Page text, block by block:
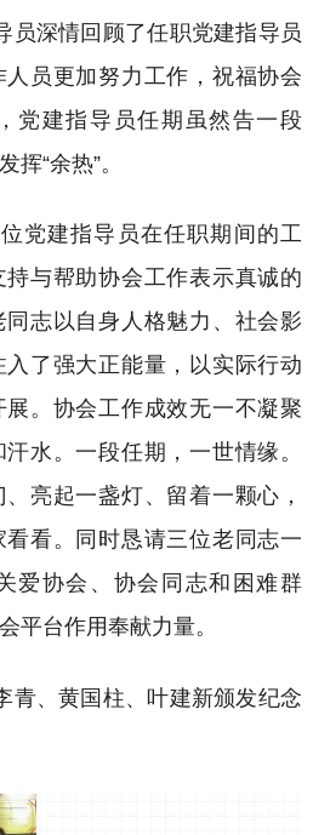
员深情回顾了任职党建指导员
员更加努力工作，祝福协会
党建指导员任期虽然告一段
挥“余热”。
党建指导员在任职期间的工
与帮助协会工作表示真诚的
志以自身人格魅力、社会影
了强大正能量，以实际行动
。协会工作成效无一不凝聚
水。一段任期，一世情缘。
亮起一盏灯、留着一颗心，
看。同时恳请三位老同志一
爱协会、协会同志和困难群
平台作用奉献力量。
青、黄国柱、叶建新颁发纪念